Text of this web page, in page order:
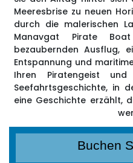
Meeresbrise zu neuen
durch die malerischen
Manavgat Pirate
bezaubernden Ausflug,
Entspannung und
Ihren Piratengeist
Seefahrtsgeschichte, in
eine Geschichte erzählt,
Buchen